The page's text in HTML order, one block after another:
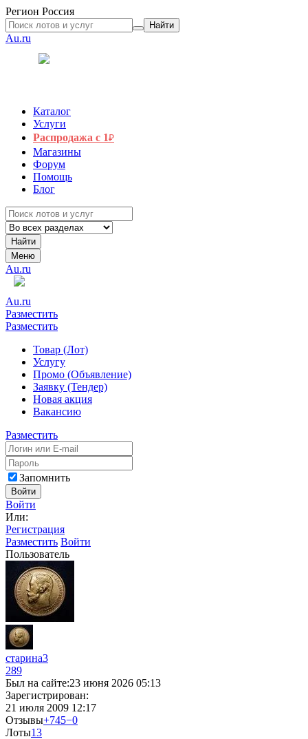
Регион Россия
Найти
Au.ru
Каталог
Услуги
Распродажа с 1₽
Магазины
Форум
Помощь
Блог
Найти
Меню
Au.ru
Au.ru
Разместить
Разместить
Товар (Лот)
Услугу
Промо (Объявление)
Заявку (Тендер)
Новая акция
Вакансию
Разместить
Запомнить
Войти
Войти
Или:
Регистрация
Разместить Войти
Пользователь
старина3
289
Был на сайте:23 июня 2026 05:13
Зарегистрирован:
21 июля 2009 12:17
Отзывы+745−0
Лоты13